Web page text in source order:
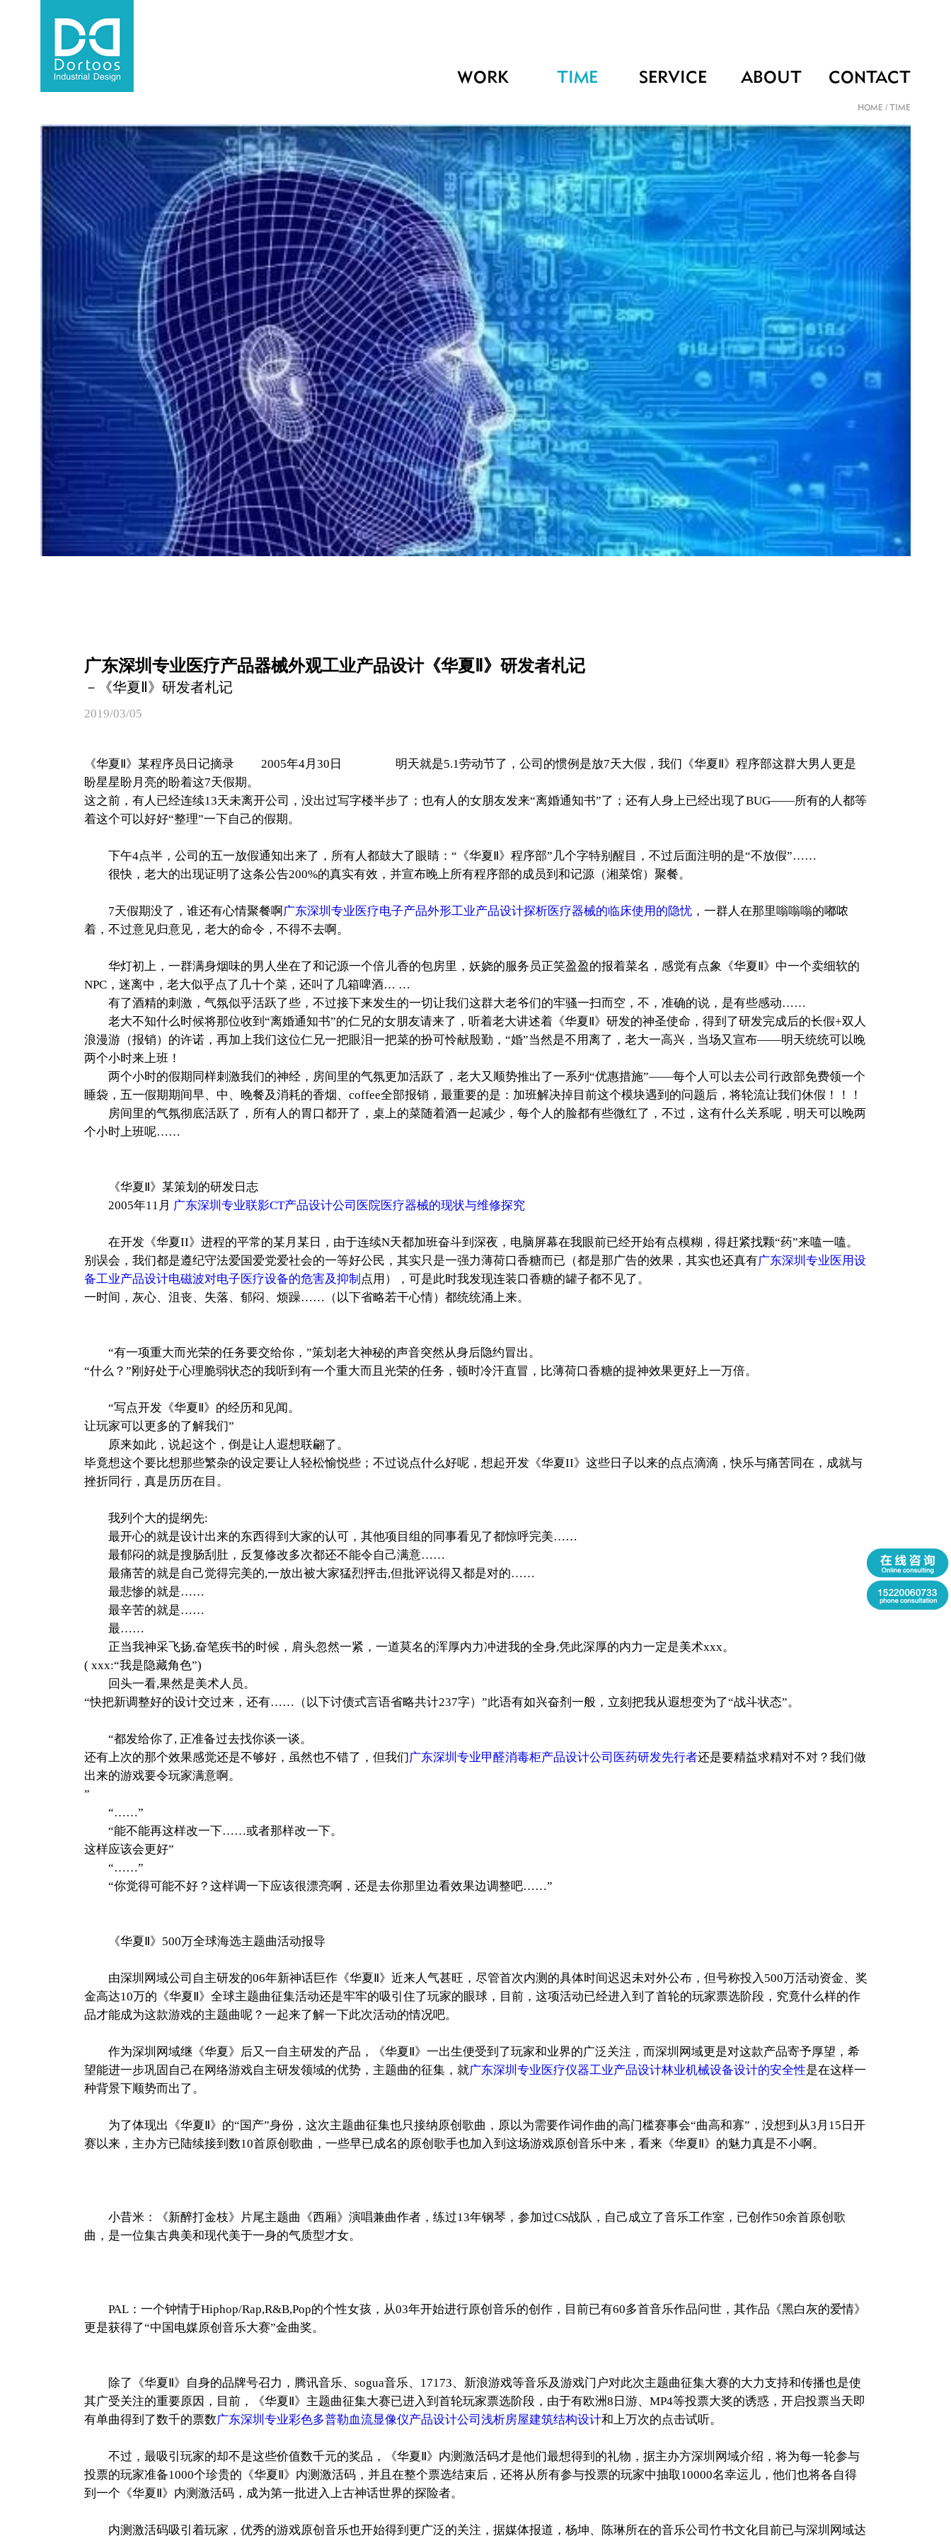
WORK TIME SERVICE ABOUT CONTACT
HOME / TIME
广东深圳专业医疗产品器械外观工业产品设计《华夏Ⅱ》研发者札记
－《华夏Ⅱ》研发者札记
2019/03/05
《华夏Ⅱ》某程序员日记摘录 2005年4月30日 明天就是5.1劳动节了，公司的惯例是放7天大假，我们《华夏Ⅱ》程序部这群大男人更是
盼星星盼月亮的盼着这7天假期。
这之前，有人已经连续13天未离开公司，没出过写字楼半步了；也有人的女朋友发来“离婚通知书”了；还有人身上已经出现了BUG――所有的人都等
着这个可以好好“整理”一下自己的假期。
下午4点半，公司的五一放假通知出来了，所有人都鼓大了眼睛：“《华夏Ⅱ》程序部”几个字特别醒目，不过后面注明的是“不放假”……
很快，老大的出现证明了这条公告200%的真实有效，并宣布晚上所有程序部的成员到和记源（湘菜馆）聚餐。
7天假期没了，谁还有心情聚餐啊广东深圳专业医疗电子产品外形工业产品设计探析医疗器械的临床使用的隐忧，一群人在那里嗡嗡嗡的嘟哝
着，不过意见归意见，老大的命令，不得不去啊。
华灯初上，一群满身烟味的男人坐在了和记源一个倍儿香的包房里，妖娆的服务员正笑盈盈的报着菜名，感觉有点象《华夏Ⅱ》中一个卖细软的
NPC，迷离中，老大似乎点了几十个菜，还叫了几箱啤酒… …
有了酒精的刺激，气氛似乎活跃了些，不过接下来发生的一切让我们这群大老爷们的牢骚一扫而空，不，准确的说，是有些感动……
老大不知什么时候将那位收到“离婚通知书”的仁兄的女朋友请来了，听着老大讲述着《华夏Ⅱ》研发的神圣使命，得到了研发完成后的长假+双人
浪漫游（报销）的许诺，再加上我们这位仁兄一把眼泪一把菜的扮可怜献殷勤，“婚”当然是不用离了，老大一高兴，当场又宣布――明天统统可以晚
两个小时来上班！
两个小时的假期同样刺激我们的神经，房间里的气氛更加活跃了，老大又顺势推出了一系列“优惠措施”――每个人可以去公司行政部免费领一个
睡袋，五一假期期间早、中、晚餐及消耗的香烟、coffee全部报销，最重要的是：加班解决掉目前这个模块遇到的问题后，将轮流让我们休假！！！
房间里的气氛彻底活跃了，所有人的胃口都开了，桌上的菜随着酒一起减少，每个人的脸都有些微红了，不过，这有什么关系呢，明天可以晚两
个小时上班呢……
《华夏Ⅱ》某策划的研发日志
2005年11月 广东深圳专业联影CT产品设计公司医院医疗器械的现状与维修探究
在开发《华夏II》进程的平常的某月某日，由于连续N天都加班奋斗到深夜，电脑屏幕在我眼前已经开始有点模糊，得赶紧找颗“药”来嗑一嗑。
别误会，我们都是遵纪守法爱国爱党爱社会的一等好公民，其实只是一强力薄荷口香糖而已（都是那广告的效果，其实也还真有广东深圳专业医用设
备工业产品设计电磁波对电子医疗设备的危害及抑制 点用），可是此时我发现连装口香糖的罐子都不见了。
一时间，灰心、沮丧、失落、郁闷、烦躁……（以下省略若干心情）都统统涌上来。
“有一项重大而光荣的任务要交给你，”策划老大神秘的声音突然从身后隐约冒出。
“什么？”刚好处于心理脆弱状态的我听到有一个重大而且光荣的任务，顿时冷汗直冒，比薄荷口香糖的提神效果更好上一万倍。
“写点开发《华夏Ⅱ》的经历和见闻。
让玩家可以更多的了解我们”
原来如此，说起这个，倒是让人遐想联翩了。
毕竟想这个要比想那些繁杂的设定要让人轻松愉悦些；不过说点什么好呢，想起开发《华夏II》这些日子以来的点点滴滴，快乐与痛苦同在，成就与
挫折同行，真是历历在目。
我列个大的提纲先:
最开心的就是设计出来的东西得到大家的认可，其他项目组的同事看见了都惊呼完美……
最郁闷的就是搜肠刮肚，反复修改多次都还不能令自己满意……
最痛苦的就是自己觉得完美的,一放出被大家猛烈抨击,但批评说得又都是对的……
最悲惨的就是……
最辛苦的就是……
最……
正当我神采飞扬,奋笔疾书的时候，肩头忽然一紧，一道莫名的浑厚内力冲进我的全身,凭此深厚的内力一定是美术xxx。
( xxx:“我是隐藏角色”)
回头一看,果然是美术人员。
“快把新调整好的设计交过来，还有……（以下讨债式言语省略共计237字）”此语有如兴奋剂一般，立刻把我从遐想变为了“战斗状态”。
“都发给你了, 正准备过去找你谈一谈。
还有上次的那个效果感觉还是不够好，虽然也不错了，但我们广东深圳专业甲醛消毒柜产品设计公司医药研发先行者还是要精益求精对不对？我们做
出来的游戏要令玩家满意啊。
”
“……”
“能不能再这样改一下……或者那样改一下。
这样应该会更好”
“……”
“你觉得可能不好？这样调一下应该很漂亮啊，还是去你那里边看效果边调整吧……”
《华夏Ⅱ》500万全球海选主题曲活动报导
由深圳网域公司自主研发的06年新神话巨作《华夏Ⅱ》近来人气甚旺，尽管首次内测的具体时间迟迟未对外公布，但号称投入500万活动资金、奖
金高达10万的《华夏Ⅱ》全球主题曲征集活动还是牢牢的吸引住了玩家的眼球，目前，这项活动已经进入到了首轮的玩家票选阶段，究竟什么样的作
品才能成为这款游戏的主题曲呢？一起来了解一下此次活动的情况吧。
作为深圳网域继《华夏》后又一自主研发的产品，《华夏Ⅱ》一出生便受到了玩家和业界的广泛关注，而深圳网域更是对这款产品寄予厚望，希
望能进一步巩固自己在网络游戏自主研发领域的优势，主题曲的征集，就广东深圳专业医疗仪器工业产品设计林业机械设备设计的安全性是在这样一
种背景下顺势而出了。
为了体现出《华夏Ⅱ》的“国产”身份，这次主题曲征集也只接纳原创歌曲，原以为需要作词作曲的高门槛赛事会“曲高和寡”，没想到从3月15日开
赛以来，主办方已陆续接到数10首原创歌曲，一些早已成名的原创歌手也加入到这场游戏原创音乐中来，看来《华夏Ⅱ》的魅力真是不小啊。
小昔米：《新醉打金枝》片尾主题曲《西厢》演唱兼曲作者，练过13年钢琴，参加过CS战队，自己成立了音乐工作室，已创作50余首原创歌
曲，是一位集古典美和现代美于一身的气质型才女。
PAL：一个钟情于Hiphop/Rap,R&B,Pop的个性女孩，从03年开始进行原创音乐的创作，目前已有60多首音乐作品问世，其作品《黑白灰的爱情》
更是获得了“中国电媒原创音乐大赛”金曲奖。
除了《华夏Ⅱ》自身的品牌号召力，腾讯音乐、sogua音乐、17173、新浪游戏等音乐及游戏门户对此次主题曲征集大赛的大力支持和传播也是使
其广受关注的重要原因，目前，《华夏Ⅱ》主题曲征集大赛已进入到首轮玩家票选阶段，由于有欧洲8日游、MP4等投票大奖的诱惑，开启投票当天即
有单曲得到了数千的票数广东深圳专业彩色多普勒血流显像仪产品设计公司浅析房屋建筑结构设计和上万次的点击试听。
不过，最吸引玩家的却不是这些价值数千元的奖品，《华夏Ⅱ》内测激活码才是他们最想得到的礼物，据主办方深圳网域介绍，将为每一轮参与
投票的玩家准备1000个珍贵的《华夏Ⅱ》内测激活码，并且在整个票选结束后，还将从所有参与投票的玩家中抽取10000名幸运儿，他们也将各自得
到一个《华夏Ⅱ》内测激活码，成为第一批进入上古神话世界的探险者。
内测激活码吸引着玩家，优秀的游戏原创音乐也开始得到更广泛的关注，据媒体报道，杨坤、陈琳所在的音乐公司竹书文化目前已与深圳网域达